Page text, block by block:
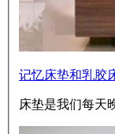
记忆床垫和乳胶
床垫是我们每天